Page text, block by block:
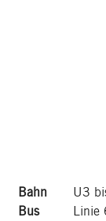
Bahn
U3
Bus
Linie